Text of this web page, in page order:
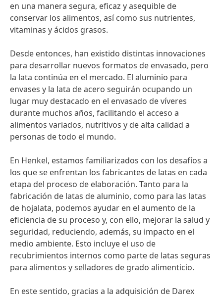
en una manera segura, eficaz y asequible de
conservar los alimentos, así como sus nutrientes,
vitaminas y ácidos grasos.
Desde entonces, han existido distintas innovaciones
para desarrollar nuevos formatos de envasado, pero
la lata continúa en el mercado. El aluminio para
envases y la lata de acero seguirán ocupando un
lugar muy destacado en el envasado de víveres
durante muchos años, facilitando el acceso a
alimentos variados, nutritivos y de alta calidad a
personas de todo el mundo.
En Henkel, estamos familiarizados con los desafíos a
los que se enfrentan los fabricantes de latas en cada
etapa del proceso de elaboración. Tanto para la
fabricación de latas de aluminio, como para las latas
de hojalata, podemos ayudar en el aumento de la
eficiencia de su proceso y, con ello, mejorar la salud y
seguridad, reduciendo, además, su impacto en el
medio ambiente. Esto incluye el uso de
recubrimientos internos como parte de latas seguras
para alimentos y selladores de grado alimenticio.
En este sentido, gracias a la adquisición de Darex